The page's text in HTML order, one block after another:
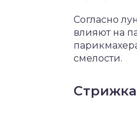
Согласно
влияют на
смелости.
Стрижка